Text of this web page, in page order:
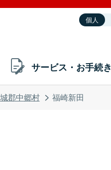
個人
サービス・お手続き
郡中郷村 福崎新田